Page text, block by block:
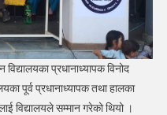
विद्यालयका प्रधानाध्यापक विनोद
पूर्व प्रधानाध्यापक तथा हालका
विद्यालयले सम्मान गरेको थियो ।